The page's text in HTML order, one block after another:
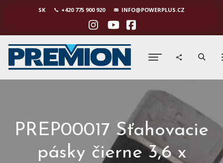
SK +420 775 900 920 INFO@POWERPLUS.CZ
PREP00017 Sťahovacie
pásky čierne 3,6 x